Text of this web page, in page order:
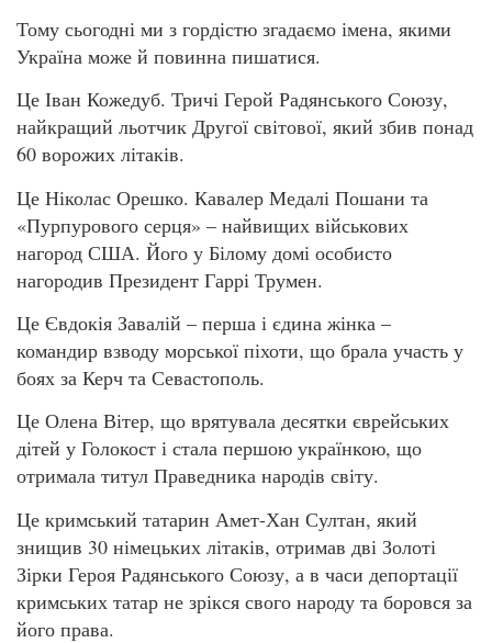
Тому сьогодні ми з гордістю згадаємо імена, якими
Україна може й повинна пишатися.
Це Іван Кожедуб. Тричі Герой Радянського Союзу,
найкращий льотчик Другої світової, який збив понад
60 ворожих літаків.
Це Ніколас Орешко. Кавалер Медалі Пошани та
«Пурпурового серця» – найвищих військових
нагород США. Його у Білому домі особисто
нагородив Президент Гаррі Трумен.
Це Євдокія Завалій – перша і єдина жінка –
командир взводу морської піхоти, що брала участь у
боях за Керч та Севастополь.
Це Олена Вітер, що врятувала десятки єврейських
дітей у Голокост і стала першою українкою, що
отримала титул Праведника народів світу.
Це кримський татарин Амет-Хан Султан, який
знищив 30 німецьких літаків, отримав дві Золоті
Зірки Героя Радянського Союзу, а в часи депортації
кримських татар не зрікся свого народу та боровся за
його права.